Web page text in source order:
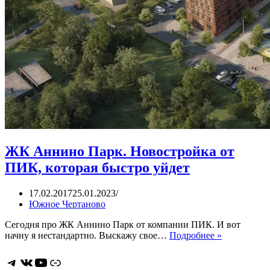
ЖК Аннино Парк. Новостройка от
ПИК, которая быстро уйдет
17.02.201725.01.2023
Южное Чертаново
Сегодня про ЖК Аннино Парк от компании ПИК. И вот
начну я нестандартно. Выскажу свое… Подробнее »
Telegram
ВКонтакте
YouTube
Ссылка